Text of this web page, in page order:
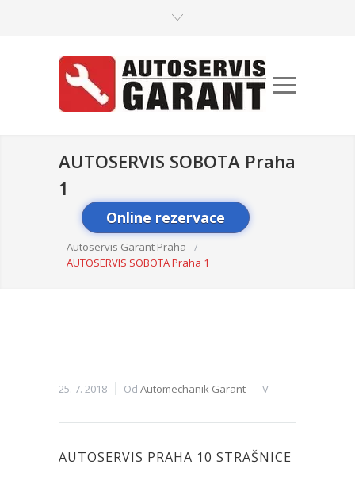
AUTOSERVIS SOBOTA Praha
1
Online rezervace
Autoservis Garant Praha
/
AUTOSERVIS SOBOTA Praha 1
25. 7. 2018 Od Automechanik Garant V
AUTOSERVIS PRAHA 10 STRAŠNICE